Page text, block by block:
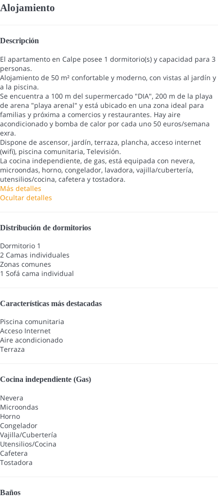
Alojamiento
Descripción
El apartamento en Calpe posee 1 dormitorio(s) y capacidad para 3
personas.
Alojamiento de 50 m² confortable y moderno, con vistas al jardín y
a la piscina.
Se encuentra a 100 m del supermercado "DIA", 200 m de la playa
de arena "playa arenal" y está ubicado en una zona ideal para
familias y próxima a comercios y restaurantes. Hay aire
acondicionado y bomba de calor por cada uno 50 euros/semana
exra.
Dispone de ascensor, jardín, terraza, plancha, acceso internet
(wifi), piscina comunitaria, Televisión.
La cocina independiente, de gas, está equipada con nevera,
microondas, horno, congelador, lavadora, vajilla/cubertería,
utensilios/cocina, cafetera y tostadora.
Más detalles
Ocultar detalles
Distribución de dormitorios
Dormitorio 1
2 Camas individuales
Zonas comunes
1 Sofá cama individual
Características más destacadas
Piscina comunitaria
Acceso Internet
Aire acondicionado
Terraza
Cocina independiente (Gas)
Nevera
Microondas
Horno
Congelador
Vajilla/Cubertería
Utensilios/Cocina
Cafetera
Tostadora
Baños